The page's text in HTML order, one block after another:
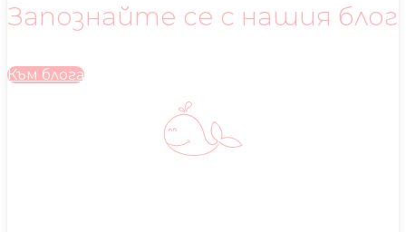
Запознайте се с нашия блог
Към блога